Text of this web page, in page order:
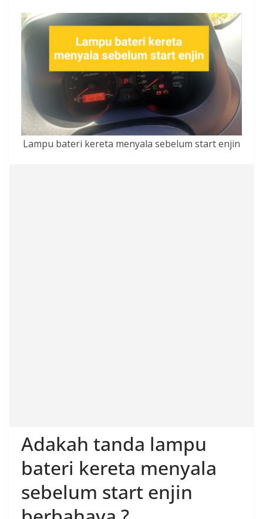
Lampu bateri kereta menyala sebelum start enjin
Adakah tanda lampu
bateri kereta menyala
sebelum start enjin